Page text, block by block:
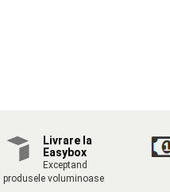
Livrare la
Easybox
Exceptand
produsele voluminoase